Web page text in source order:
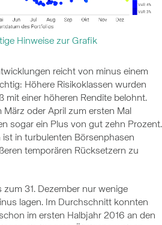
Hinweise zur Grafik
reicht von minus einem
Höhere Risikoklassen wurden
mit einer höheren Rendite belohnt.
März oder April zum ersten Mal
sogar ein Plus von gut zehn Prozent.
ist in turbulenten Börsenphasen
temporären Rücksetzern zu
31. Dezember nur wenige
lagen. Im Durchschnitt konnten
im ersten Halbjahr 2016 an den